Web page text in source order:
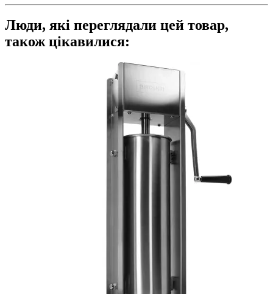
Люди, які переглядали цей товар,
також цікавилися: